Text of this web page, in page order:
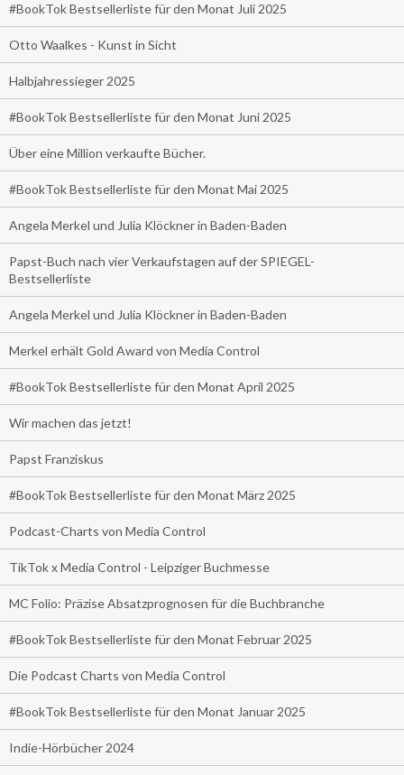
#BookTok Bestsellerliste für den Monat Juli 2025
Otto Waalkes - Kunst in Sicht
Halbjahressieger 2025
#BookTok Bestsellerliste für den Monat Juni 2025
Über eine Million verkaufte Bücher.
#BookTok Bestsellerliste für den Monat Mai 2025
Angela Merkel und Julia Klöckner in Baden-Baden
Papst-Buch nach vier Verkaufstagen auf der SPIEGEL-
Bestsellerliste
Angela Merkel und Julia Klöckner in Baden-Baden
Merkel erhält Gold Award von Media Control
#BookTok Bestsellerliste für den Monat April 2025
Wir machen das jetzt!
Papst Franziskus
#BookTok Bestsellerliste für den Monat März 2025
Podcast-Charts von Media Control
TikTok x Media Control - Leipziger Buchmesse
MC Folio: Präzise Absatzprognosen für die Buchbranche
#BookTok Bestsellerliste für den Monat Februar 2025
Die Podcast Charts von Media Control
#BookTok Bestsellerliste für den Monat Januar 2025
Indie-Hörbücher 2024